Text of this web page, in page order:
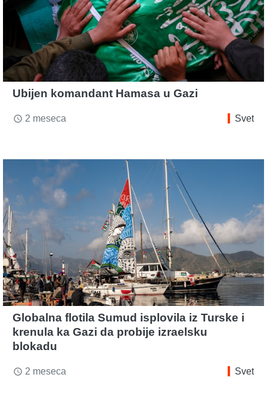
Ubijen komandant Hamasa u Gazi
access_time 2 meseca Svet
Globalna flotila Sumud isplovila iz Turske i
krenula ka Gazi da probije izraelsku
blokadu
access_time 2 meseca Svet